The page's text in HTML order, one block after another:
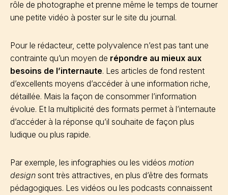
rôle de photographe et prenne même le temps de tourner
une petite vidéo à poster sur le site du journal.
Pour le rédacteur, cette polyvalence n’est pas tant une
contrainte qu’un moyen de répondre au mieux aux
besoins de l’internaute. Les articles de fond restent
d’excellents moyens d’accéder à une information riche,
détaillée. Mais la façon de consommer l’information
évolue. Et la multiplicité des formats permet à l’internaute
d’accéder à la réponse qu’il souhaite de façon plus
ludique ou plus rapide.
Par exemple, les infographies ou les vidéos motion
design sont très attractives, en plus d’être des formats
pédagogiques. Les vidéos ou les podcasts connaissent